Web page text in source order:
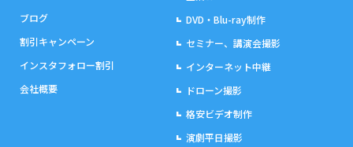
ブログ
割引キャンペーン
インスタフォロー割引
会社概要
DVD・Blu-ray制作
セミナー、講演会撮影
インターネット中継
ドローン撮影
格安ビデオ制作
演劇平日撮影